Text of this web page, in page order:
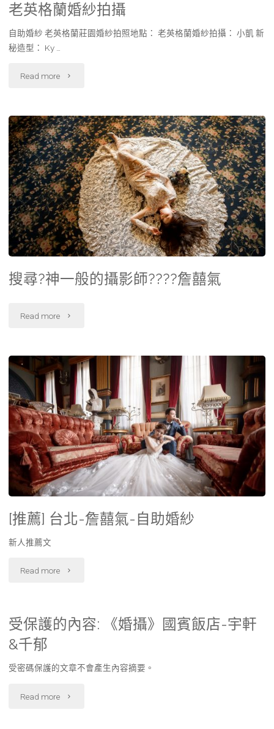
老英格蘭婚紗拍攝
自助婚紗 老英格蘭莊園婚紗拍照地點： 老英格蘭婚紗拍攝： 小凱 新
秘造型： Ky …
Read more
搜尋?神一般的攝影師????詹囍氣
Read more
[推薦] 台北-詹囍氣-自助婚紗
新人推薦文
Read more
受保護的內容: 《婚攝》國賓飯店-宇軒
&千郁
受密碼保護的文章不會產生內容摘要。
Read more